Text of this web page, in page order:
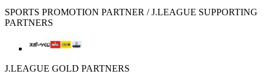
SPORTS PROMOTION PARTNER / J.LEAGUE SUPPORTING
PARTNERS
J.LEAGUE GOLD PARTNERS